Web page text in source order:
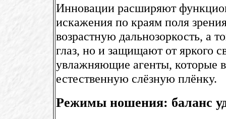
Инновации расширяют
искажения по краям поля
возрастную дальнозоркость, а
глаз, но и защищают от яркого
увлажняющие агенты, которые
естественную слёзную плёнку.
Режимы ношения: баланс